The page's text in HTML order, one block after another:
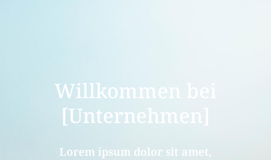
Willkommen bei
[Unternehmen]
Lorem ipsum dolor sit amet,